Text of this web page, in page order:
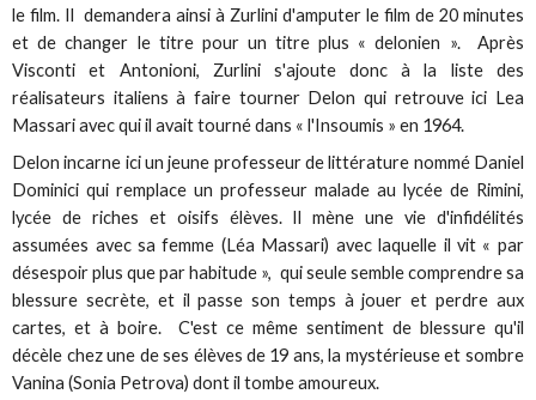
le film. Il demandera ainsi à Zurlini d'amputer le film de 20 minutes
et de changer le titre pour un titre plus « delonien ». Après
Visconti et Antonioni, Zurlini s'ajoute donc à la liste des
réalisateurs italiens à faire tourner Delon qui retrouve ici Lea
Massari avec qui il avait tourné dans « l'Insoumis » en 1964.
Delon incarne ici un jeune professeur de littérature nommé Daniel
Dominici qui remplace un professeur malade au lycée de Rimini,
lycée de riches et oisifs élèves. Il mène une vie d'infidélités
assumées avec sa femme (Léa Massari) avec laquelle il vit « par
désespoir plus que par habitude », qui seule semble comprendre sa
blessure secrète, et il passe son temps à jouer et perdre aux
cartes, et à boire. C'est ce même sentiment de blessure qu'il
décèle chez une de ses élèves de 19 ans, la mystérieuse et sombre
Vanina (Sonia Petrova) dont il tombe amoureux.